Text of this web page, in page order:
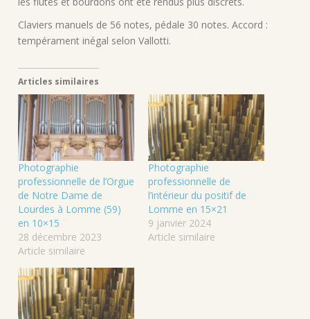
Claviers manuels de 56 notes, pédale 30 notes. Accord :
tempérament inégal selon Vallotti.
Articles similaires
Photographie
professionnelle de l’Orgue
de Notre Dame de
Lourdes à Lomme (59)
en 10×15
28 décembre 2023
Article similaire
Photographie
professionnelle de
l’intérieur du positif de
Lomme en 15×21
9 janvier 2024
Article similaire